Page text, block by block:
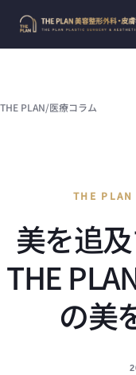
THE PLAN/医療コラム
THE PLAN
美を追及
THE
の美